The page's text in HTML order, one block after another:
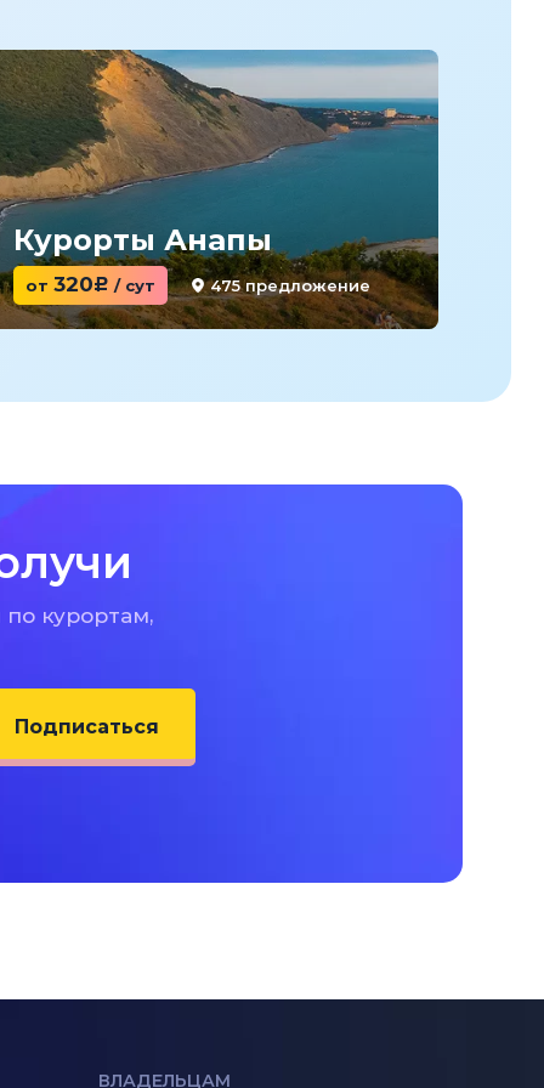
Курорты Анапы
от 320c / сут 475 предложение
курортам,
Подписаться
ВЛАДЕЛЬЦАМ